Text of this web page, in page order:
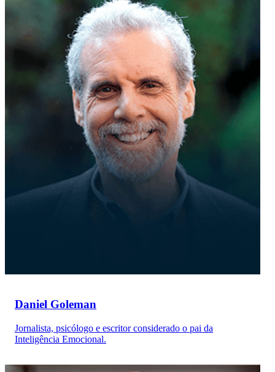
Daniel Goleman
Jornalista, psicólogo e escritor considerado o pai da
Inteligência Emocional.